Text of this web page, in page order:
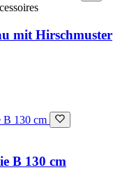
mit Hirschmuster
B 130 cm